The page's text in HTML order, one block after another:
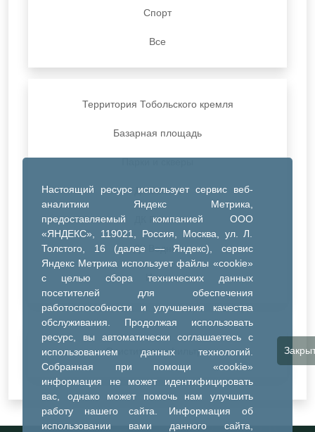
Настоящий ресурс использует сервис веб-
аналитики Яндекс Метрика,
предоставляемый компанией ООО
«ЯНДЕКС», 119021, Россия, Москва, ул. Л.
Толстого, 16 (далее — Яндекс), сервис
Яндекс Метрика использует файлы «cookie»
с целью сбора технических данных
посетителей для обеспечения
работоспособности и улучшения качества
обслуживания. Продолжая использовать
ресурс, вы автоматически соглашаетесь с
использованием данных технологий.
Собранная при помощи «cookie»
информация не может идентифицировать
вас, однако может помочь нам улучшить
работу нашего сайта. Информация об
использовании вами данного сайта,
Спорт
Все
Территория Тобольского кремля
Базарная площадь
ДК Синтез
ДК Речник
ДК Водник
Иное
Очистить все фильтры